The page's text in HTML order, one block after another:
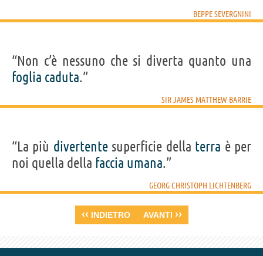
BEPPE SEVERGNINI
“Non c’è nessuno che si diverta quanto una
foglia caduta.”
SIR JAMES MATTHEW BARRIE
“La più divertentesuperficie della terra è per
noi quella della faccia umana.”
GEORG CHRISTOPH LICHTENBERG
‹‹ INDIETRO AVANTI ››